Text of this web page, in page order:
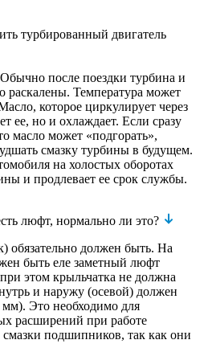
турбированный двигатель
после поездки турбина и
раскалены. Температура может
которое циркулирует через
ее, но и охлаждает. Если сразу
масло может «подгорать»,
смазку турбины в будущем.
на холостых оборотах
и продлевает ее срок службы.
люфт, нормально ли это?
обязательно должен быть. На
быть еле заметный люфт
этом крыльчатка не должна
и наружу (осевой) должен
мм). Это необходимо для
расширений при работе
подшипников, так как они